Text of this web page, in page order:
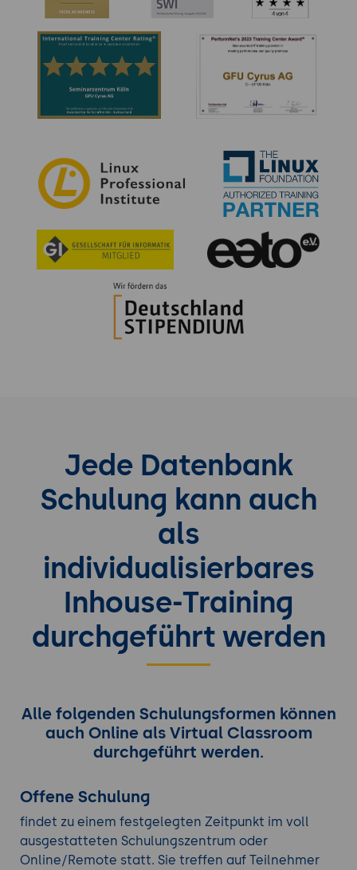
Jede Datenbank
Schulung kann auch
als
individualisierbares
Inhouse-Training
durchgeführt werden
Alle folgenden Schulungsformen können
auch Online als Virtual Classroom
durchgeführt werden.
Offene Schulung
findet zu einem festgelegten Zeitpunkt im voll
ausgestatteten Schulungszentrum oder
Online/Remote statt. Sie treffen auf Teilnehmer